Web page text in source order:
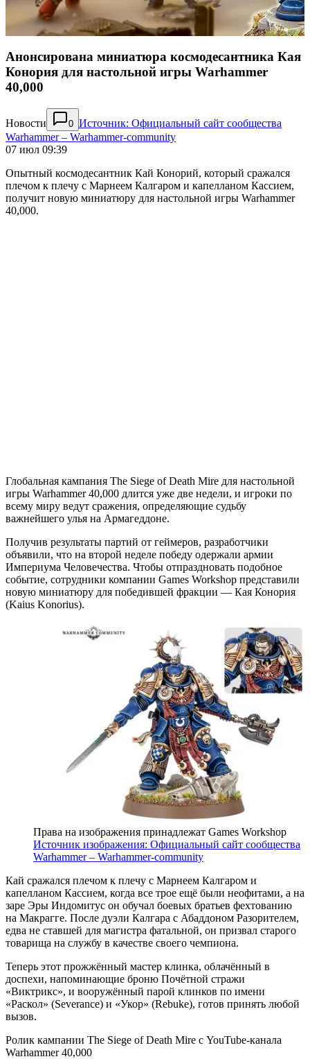
Анонсирована миниатюра космодесантника Кая
Конория для настольной игры Warhammer
40,000
Новости 0 Источник: Официальный сайт сообщества
Warhammer – Warhammer-community
07 июл 09:39
Опытный космодесантник Кай Конорий, который сражался
плечом к плечу с Марнеем Калгаром и капелланом Кассием,
получит новую миниатюру для настольной игры Warhammer
40,000.
Глобальная кампания The Siege of Death Mire для настольной
игры Warhammer 40,000 длится уже две недели, и игроки по
всему миру ведут сражения, определяющие судьбу
важнейшего улья на Армагеддоне.
Получив результаты партий от геймеров, разработчики
объявили, что на второй неделе победу одержали армии
Империума Человечества. Чтобы отпраздновать подобное
событие, сотрудники компании Games Workshop представили
новую миниатюру для победившей фракции — Кая Конория
(Kaius Konorius).
Права на изображения принадлежат Games Workshop
Источник изображения: Официальный сайт сообщества
Warhammer – Warhammer-community
Кай сражался плечом к плечу с Марнеем Калгаром и
капелланом Кассием, когда все трое ещё были неофитами, а на
заре Эры Индомитус он обучал боевых братьев фехтованию
на Макрагге. После дуэли Калгара с Абаддоном Разорителем,
едва не ставшей для магистра фатальной, он призвал старого
товарища на службу в качестве своего чемпиона.
Теперь этот прожжённый мастер клинка, облачённый в
доспехи, напоминающие броню Почётной стражи
«Виктрикс», и вооружённый парой клинков по имени
«Раскол» (Severance) и «Укор» (Rebuke), готов принять любой
вызов.
Ролик кампании The Siege of Death Mire с YouTube-канала
Warhammer 40,000